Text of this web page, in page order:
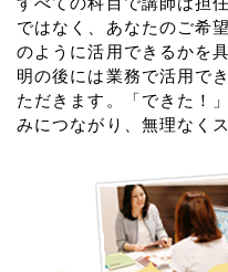
ではなく、あなたのご希
のように活用できるかを
明の後には業務で活用で
ただきます。「できた！
みにつながり、無理なく